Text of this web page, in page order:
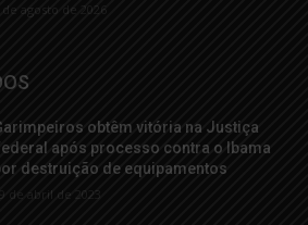
de agosto de 2026
obtêm vitória na Justiça
após processo contra o Ibama
destruição de equipamentos
de abril de 2023